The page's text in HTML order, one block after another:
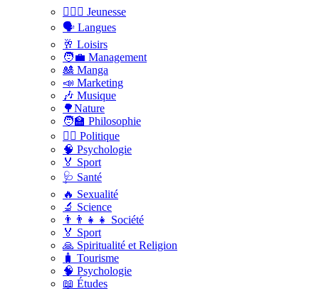
🤸🏽‍♀️ Jeunesse
🗣 Langues
🥂 Loisirs
🧑‍💼 Management
🎎 Manga
📣 Marketing
🎶 Musique
🌳Nature
🧑‍🏫 Philosophie
👨‍⚖️ Politique
🧠 Psychologie
🏅 Sport
🩺 Santé
🔥 Sexualité
🔬 Science
👨‍👨‍👧‍👧 Société
🏅 Sport
🙏 Spiritualité et Religion
🧳 Tourisme
🧠 Psychologie
📖 Études